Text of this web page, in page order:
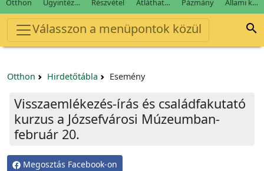
Otthon Ügyintéz… Részvétel Átláthat… Pázmány Állami k…
Válasszon a menüpontok közül 
Otthon Hirdetőtábla Esemény
Visszaemlékezés-írás és családfakutató
kurzus a Józsefvárosi Múzeumban-
február 20.
Megosztás Facebook-on